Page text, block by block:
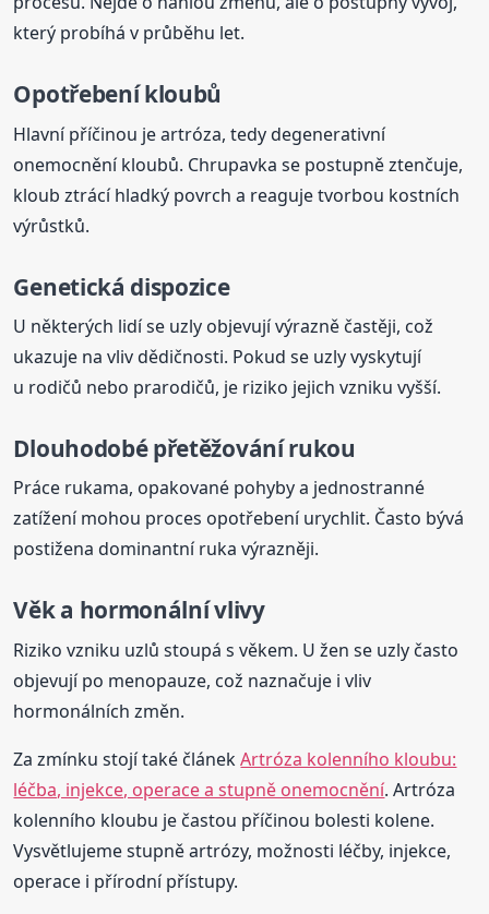
který probíhá v průběhu let.
Opotřebení kloubů
Hlavní příčinou je artróza, tedy degenerativní
onemocnění kloubů. Chrupavka se postupně ztenčuje,
kloub ztrácí hladký povrch a reaguje tvorbou kostních
výrůstků.
Genetická dispozice
U některých lidí se uzly objevují výrazně častěji, což
ukazuje na vliv dědičnosti. Pokud se uzly vyskytují
u rodičů nebo prarodičů, je riziko jejich vzniku vyšší.
Dlouhodobé přetěžování rukou
Práce rukama, opakované pohyby a jednostranné
zatížení mohou proces opotřebení urychlit. Často bývá
postižena dominantní ruka výrazněji.
Věk a hormonální vlivy
Riziko vzniku uzlů stoupá s věkem. U žen se uzly často
objevují po menopauze, což naznačuje i vliv
hormonálních změn.
Za zmínku stojí také článekArtróza kolenního kloubu:
léčba, injekce, operace a stupně onemocnění. Artróza
kolenního kloubu je častou příčinou bolesti kolene.
Vysvětlujeme stupně artrózy, možnosti léčby, injekce,
operace i přírodní přístupy.